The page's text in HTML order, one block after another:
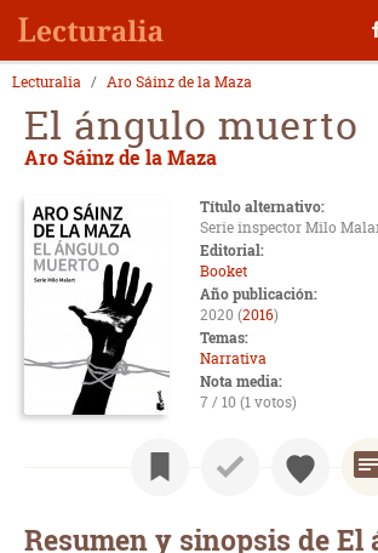
Lecturalia Aro Sáinz de la Maza
El ángulo muerto
Aro Sáinz de la Maza
Título alternativo:
Serie inspector Milo
Editorial:
Booket
Año publicación:
2020 (2016)
Temas:
Narrativa
Nota media:
7 / 10 (1 votos)
Resumen y sinopsis de El